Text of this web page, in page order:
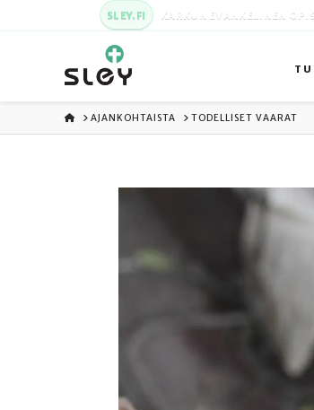
SLEY.FI KARKUN EVANKELINEN
ETUSIVU
AJANKOHTAISTA TODELLISET VAARAT